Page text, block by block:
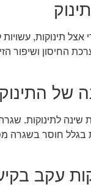
אצל תינוקות,
ושיפור
של התינוק
לתינוקות.
חוסר בשגרה
עקב